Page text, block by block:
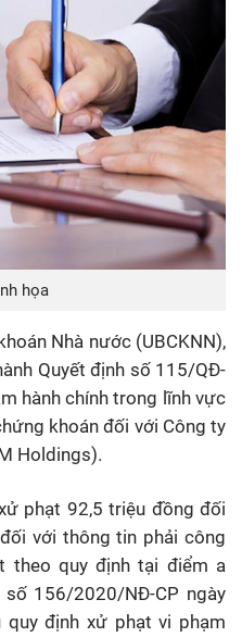
họa
Nhà nước (UBCKNN),
Quyết định số 115/QĐ-
hành chính trong lĩnh vực
khoán đối với Công ty
Holdings).
phạt 92,5 triệu đồng đối
với thông tin phải công
theo quy định tại điểm a
156/2020/NĐ-CP ngày
định xử phạt vi phạm